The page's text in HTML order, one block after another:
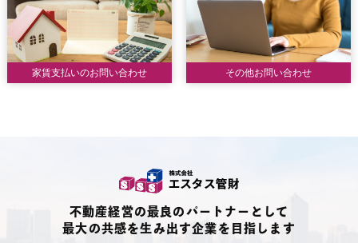
家賃支払いのお問い合わせ その他お問い合わせ
不動産経営の最良のパートナーとして
最大の共感を生み出す企業を目指します